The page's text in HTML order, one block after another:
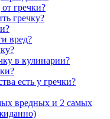
гречки?
гречку?
вред?
в кулинарии?
есть у гречки?
вредных и 2 самых